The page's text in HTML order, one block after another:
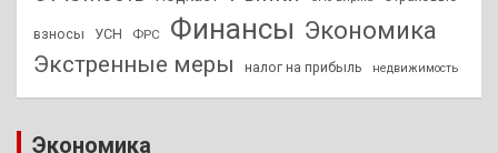
взносы УСН ФРС Финансы Экономика
Экстренные меры налог на прибыль недвижимость
Экономика